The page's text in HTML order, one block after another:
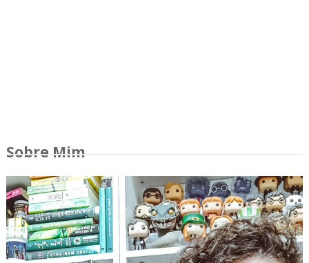
Sobre Mim